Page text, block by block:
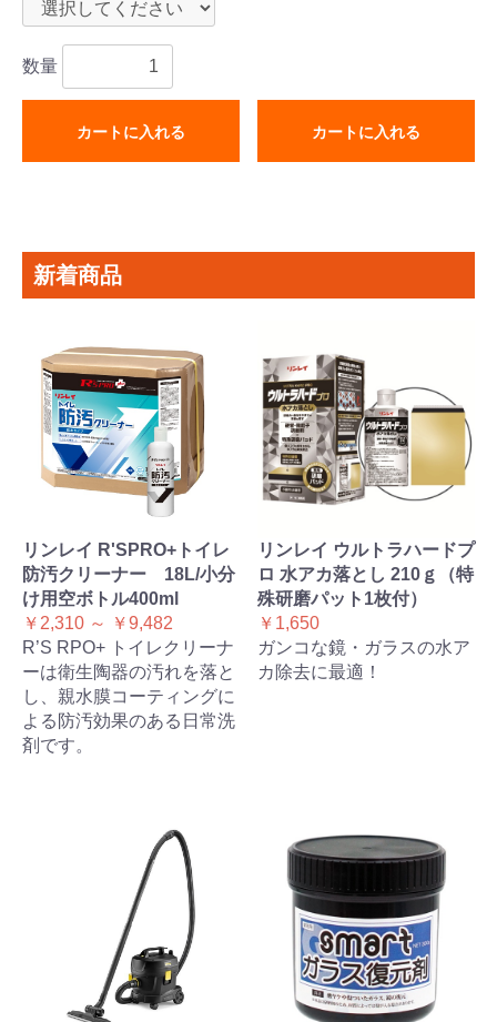
数量
カートに入れる カートに入れる
新着商品
リンレイ R'SPRO+トイレ
防汚クリーナー 18L/小分
け用空ボトル400ml
￥2,310 ～ ￥9,482
R’S RPO+ トイレクリーナ
ーは衛生陶器の汚れを落と
し、親水膜コーティングに
よる防汚効果のある日常洗
剤です。
リンレイ ウルトラハードプ
ロ 水アカ落とし 210ｇ（特
殊研磨パット1枚付）
￥1,650
ガンコな鏡・ガラスの水ア
カ除去に最適！